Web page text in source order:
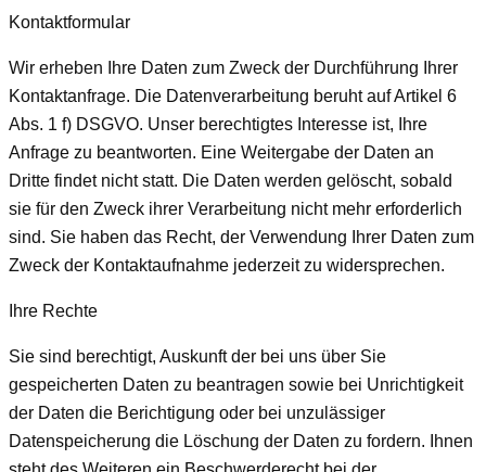
Kontaktformular
Wir erheben Ihre Daten zum Zweck der Durchführung Ihrer
Kontaktanfrage. Die Datenverarbeitung beruht auf Artikel 6
Abs. 1 f) DSGVO. Unser berechtigtes Interesse ist, Ihre
Anfrage zu beantworten. Eine Weitergabe der Daten an
Dritte findet nicht statt. Die Daten werden gelöscht, sobald
sie für den Zweck ihrer Verarbeitung nicht mehr erforderlich
sind. Sie haben das Recht, der Verwendung Ihrer Daten zum
Zweck der Kontaktaufnahme jederzeit zu widersprechen.
Ihre Rechte
Sie sind berechtigt, Auskunft der bei uns über Sie
gespeicherten Daten zu beantragen sowie bei Unrichtigkeit
der Daten die Berichtigung oder bei unzulässiger
Datenspeicherung die Löschung der Daten zu fordern. Ihnen